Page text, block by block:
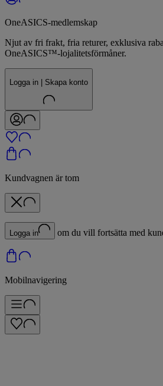
OneASICS-medlemskap
Njut av fri frakt, fria returer, exklusiva
OneASICS™-lojalitetsförmåner.
Logga in | Skapa konto
Kundvagnen är tom
Logga in om du vill fortsätta med
Mobilnavigering